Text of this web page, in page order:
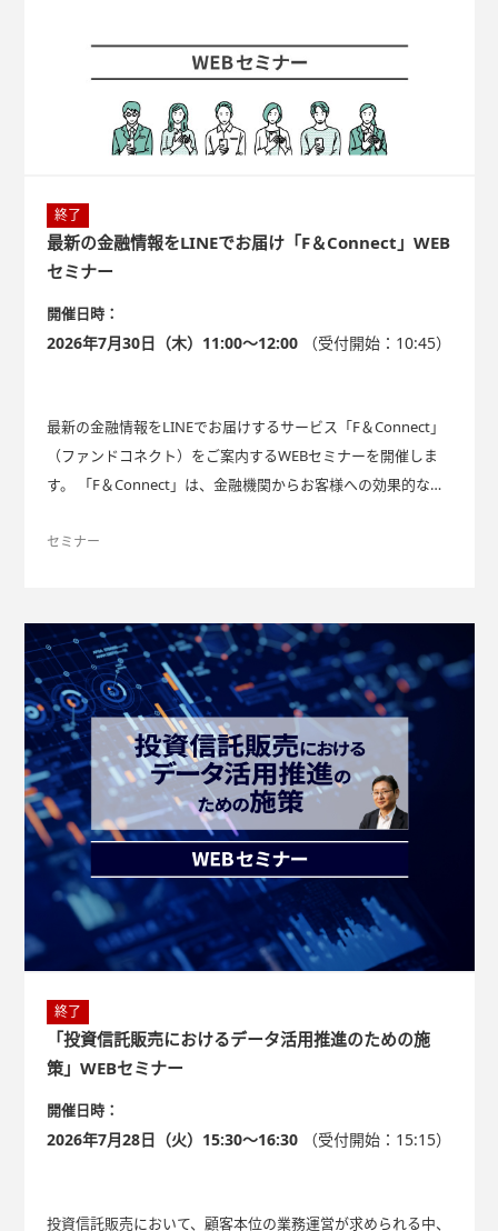
終了
最新の金融情報をLINEでお届け「F＆Connect」WEB
セミナー
開催日時：
2026年7月30日（木）11:00～12:00 （受付開始：10:45）
最新の金融情報をLINEでお届けするサービス「F＆Connect」
（ファンドコネクト）をご案内するWEBセミナーを開催しま
す。 「F＆Connect」は、金融機関からお客様への効果的な
した情報配信サービスです。 本サービスの詳細はこちらをご
セミナー
終了
「投資信託販売におけるデータ活用推進のための施
策」WEBセミナー
開催日時：
2026年7月28日（火）15:30～16:30 （受付開始：15:15）
投資信託販売において、顧客本位の業務運営が求められる中、